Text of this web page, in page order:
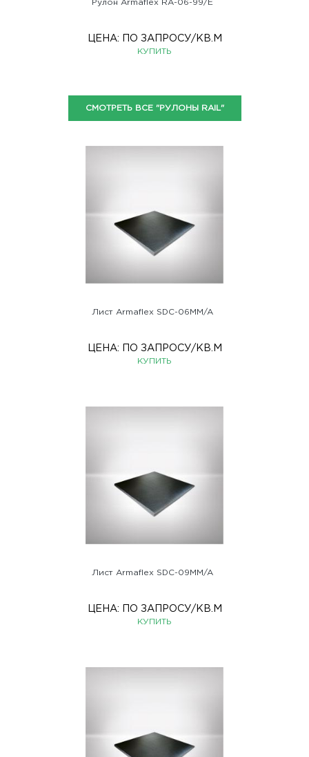
Рулон Armaflex RA-06-99/E
ЦЕНА: ПО ЗАПРОСУ/КВ.М
КУПИТЬ
СМОТРЕТЬ ВСЕ "РУЛОНЫ RAIL"
Лист Armaflex SDC-06MM/A
ЦЕНА: ПО ЗАПРОСУ/КВ.М
КУПИТЬ
Лист Armaflex SDC-09MM/A
ЦЕНА: ПО ЗАПРОСУ/КВ.М
КУПИТЬ